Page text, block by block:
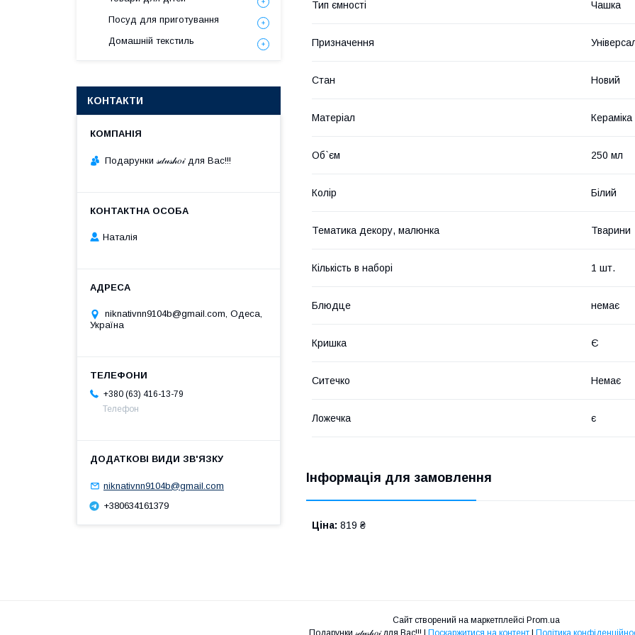
Тип ємності Чашка
Призначення
Стан Новий
Матеріал Кераміка
Об`єм 250 мл
Колір Білий
Тематика декору, малюнка Тварини
Кількість в наборі 1 шт.
Блюдце немає
Кришка Є
Ситечко Немає
Ложечка є
Інформація для замовлення
Ціна: 819 ₴
Посуд для приготування
Домашній текстиль
КОНТАКТИ
Подарунки 𝓈𝒹𝓊𝓈𝒽𝑜𝒾 для Вас!!!
Наталія
niknativnn9104b@gmail.com, Одеса,
Україна
+380 (63) 416-13-79
Телефон
niknativnn9104b@gmail.com
+380634161379
Сайт створений на маркетплейсі Prom.ua
Подарунки 𝓈𝒹𝓊𝓈𝒽𝑜𝒾 для Вас!!! | Поскаржитися на контент | Політика